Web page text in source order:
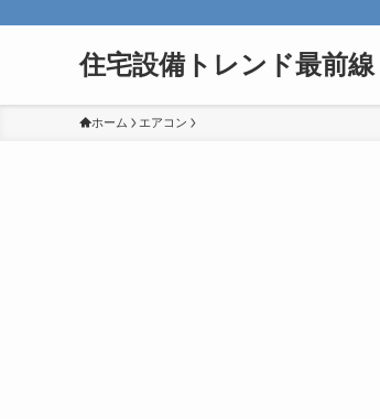
住宅設備トレンド最前線
ホーム エアコン